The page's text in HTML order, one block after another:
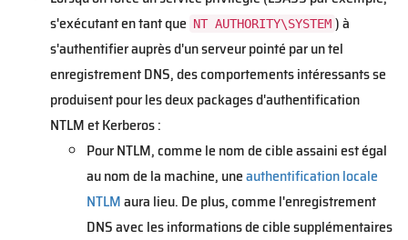
s'exécutant en tant que NT AUTHORITY\SYSTEM ) à
s'authentifier auprès d'un serveur pointé par un tel
enregistrement DNS, des comportements intéressants se
produisent pour les deux packages d'authentification
NTLM et Kerberos :
Pour NTLM, comme le nom de cible assaini est égal
au nom de la machine, uneauthentification locale
NTLMaura lieu. De plus, comme l'enregistrement
DNS avec les informations de cible supplémentaires